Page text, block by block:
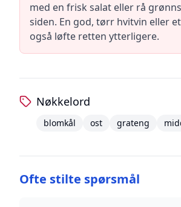
med en frisk salat eller rå
siden. En god, tørr hvitvin eller
også løfte retten ytterligere.
Nøkkelord
blomkål ost grateng
Ofte stilte spørsmål